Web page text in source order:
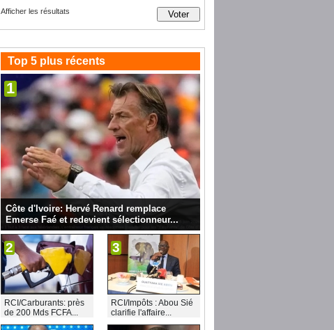
Afficher les résultats
Top 5 plus récents
1
Côte d'Ivoire: Hervé Renard remplace
Emerse Faé et redevient sélectionneur...
2
RCI/Carburants: près
de 200 Mds FCFA...
3
RCI/Impôts : Abou Sié
clarifie l'affaire...